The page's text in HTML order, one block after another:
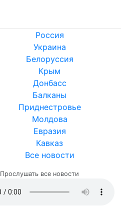
Россия
Украина
Белоруссия
Крым
Донбасс
Балканы
Приднестровье
Молдова
Евразия
Кавказ
Все новости
Прослушать все новости